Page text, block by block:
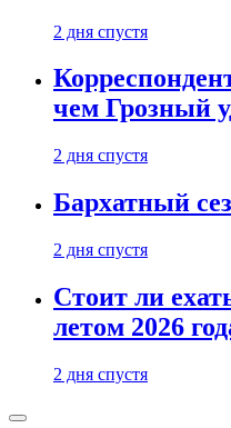
2 дня спустя
чем Грозный
2 дня спустя
Бархатный
2 дня спустя
Стоит ли
летом 2026
2 дня спустя